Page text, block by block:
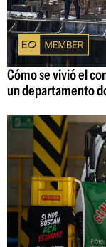
Cómo se vivió el
un departamento